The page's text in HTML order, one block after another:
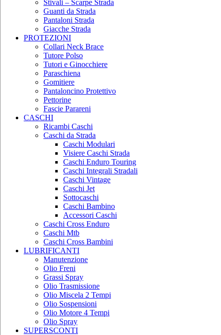
Stivali – Scarpe Strada
Guanti da Strada
Pantaloni Strada
Giacche Strada
PROTEZIONI
Collari Neck Brace
Tutore Polso
Tutori e Ginocchiere
Paraschiena
Gomitiere
Pantaloncino Protettivo
Pettorine
Fascie Parareni
CASCHI
Ricambi Caschi
Caschi da Strada
Caschi Modulari
Visiere Caschi Strada
Caschi Enduro Touring
Caschi Integrali Stradali
Caschi Vintage
Caschi Jet
Sottocaschi
Caschi Bambino
Accessori Caschi
Caschi Cross Enduro
Caschi Mtb
Caschi Cross Bambini
LUBRIFICANTI
Manutenzione
Olio Freni
Grassi Spray
Olio Trasmissione
Olio Miscela 2 Tempi
Olio Sospensioni
Olio Motore 4 Tempi
Olio Spray
SUPERSCONTI